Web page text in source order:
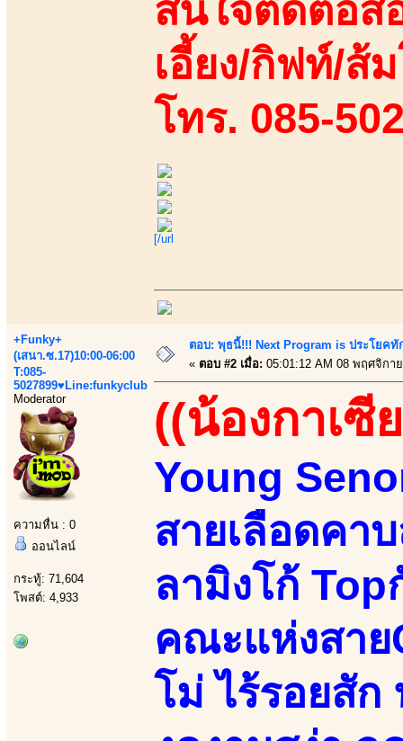
สนใจติดต่อส
เอี้ยง/กิฟท์/ส้
โทร. 085-
[/url
+Funky+
(เสนา.ซ.17)10:00-06:00
T:085-
5027899♥Line:funkyclub
Moderator
ความหื่น : 0
ออนไลน์
กระทู้: 71,604
โพสต์: 4,933
ตอบ: พุธนี้!!! Next Program is ประโยค
« ตอบ #2 เมื่อ: 05:01:12 AM 08 พฤศจิกา
((น้องกาเซี
Young
สายเลือดคา
ลามิงโก้
คณะแห่งสาย
โม่ ไร้รอยสัก